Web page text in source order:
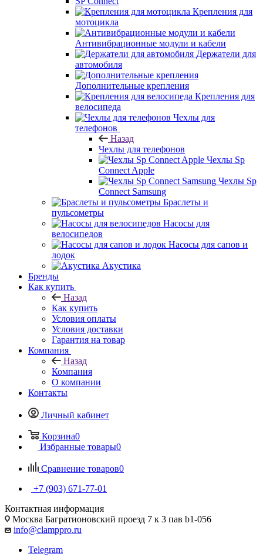
Крепления для
мотоцикла
Антивибрационные модули и кабели
Держатели для
автомобиля
Дополнительные крепления
Крепления для
велосипеда
Чехлы для
телефонов
Назад
Чехлы для телефонов
Чехлы Sp
Connect Apple
Чехлы Sp
Connect Samsung
Браслеты и
пульсометры
Насосы для
велосипедов
Насосы для сапов и
лодок
Акустика
Бренды
Как купить
Назад
Как купить
Условия оплаты
Условия доставки
Гарантия на товар
Компания
Назад
Компания
О компании
Контакты
Личный кабинет
Корзина0
Избранные товары0
Сравнение товаров0
+7 (903) 671-77-01
Контактная информация
Москва Багратионовский проезд 7 к 3 пав b1-056
info@clamppro.ru
Telegram